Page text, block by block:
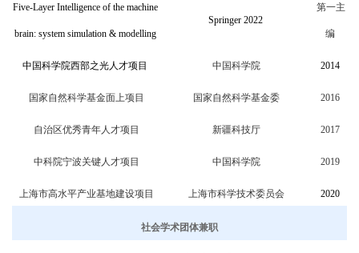
Five-Layer Intelligence of the machine
brain: system simulation & modelling
Springer2022
第一主
编
中国科学院西部之光人才项目 中国科学院 2014
国家自然科学基金面上项目 国家自然科学基金委 2016
自治区优秀青年人才项目 新疆科技厅 2017
中科院宁波关键人才项目 中国科学院 2019
上海市高水平产业基地建设项目 上海市科学技术委员会 2020
社会学术团体兼职